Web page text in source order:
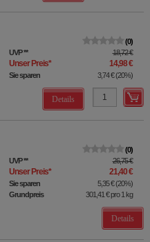
0
UVP** 18,72 €
Unser Preis* 14,98 €
Sie sparen 3,74 €(20%)
Details
0
UVP** 26,75 €
Unser Preis* 21,40 €
Sie sparen 5,35 €(20%)
Grundpreis
301,41 €pro 1 kg
Details